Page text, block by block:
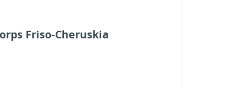
Friso-Cheruskia